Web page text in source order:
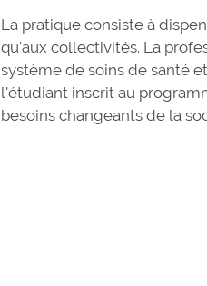
La pratique consiste à
qu'aux collectivités. La
système de soins de santé
l'étudiant inscrit au
besoins changeants de la